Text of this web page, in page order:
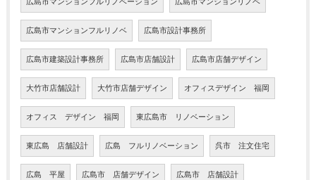
広島市マンションフルリノベ 広島市設計事務所
広島市建築設計事務所 広島市店舗設計 広島市店舗デザイン
大竹市店舗設計 大竹市店舗デザイン オフィスデザイン 福岡
オフィス デザイン 福岡 東広島市 リノベーション
東広島 店舗設計 広島 フルリノベーション 呉市 注文住宅
広島 平屋 広島市 店舗デザイン 広島市 店舗設計